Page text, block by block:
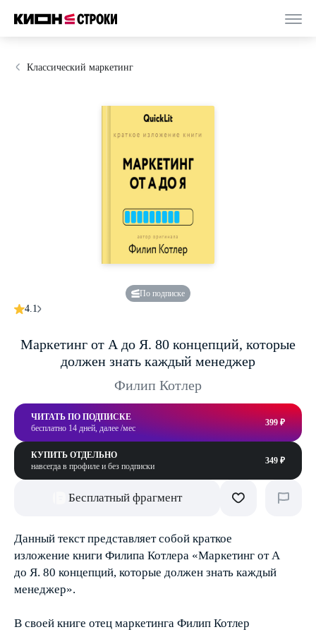
Классический маркетинг
По подписке
4.1
Маркетинг от А до Я. 80 концепций, которые
должен знать каждый менеджер
Филип Котлер
ЧИТАТЬ ПО ПОДПИСКЕ
бесплатно 14 дней, далее /мес
399 ₽
КУПИТЬ ОТДЕЛЬНО
навсегда в профиле и без подписки
349 ₽
Бесплатный фрагмент
Данный текст представляет собой краткое
изложение книги Филипа Котлера «Маркетинг от А
до Я. 80 концепций, которые должен знать каждый
менеджер».
В своей книге отец маркетинга Филип Котлер